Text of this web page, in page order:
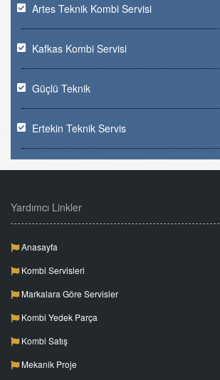
Artes Teknik Kombi Servisi
Kafkas Kombi Servisi
Güçlü Teknik
Ertekin Teknik Servis
Yardımcı Linkler
Anasayfa
Kombi Servisleri
Markalara Göre Servisler
Kombi Yedek Parça
Kombi Satış
Mekanik Proje